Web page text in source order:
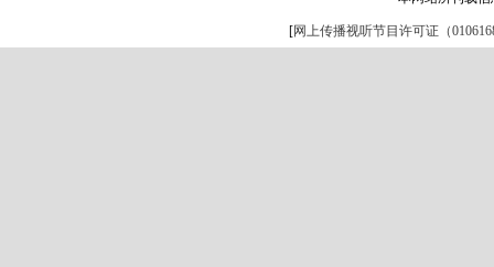
[网上传播视听节目许可证（